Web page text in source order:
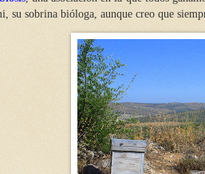
su sobrina bióloga, aunque creo que